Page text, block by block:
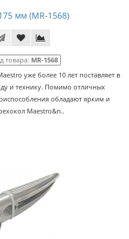
мм (MR-1568)
товара: MR-1568
уже более 10 лет поставляет в
и технику. Помимо отличных
обладают ярким и
Maestro&n..